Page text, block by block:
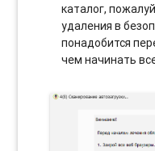
каталог,
удаления в
понадобится
чем начинать